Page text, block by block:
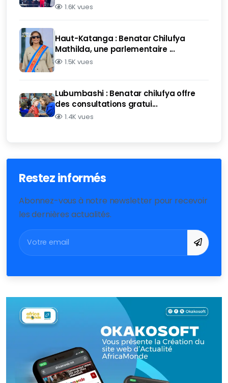
1.6K vues
Haut-Katanga : Benatar Chilufya
Mathilda, une parlementaire ...
1.5K vues
Lubumbashi : Benatar chilufya offre
des consultations gratui...
1.4K vues
Restez informés
Abonnez-vous à notre newsletter pour recevoir
les dernières actualités.